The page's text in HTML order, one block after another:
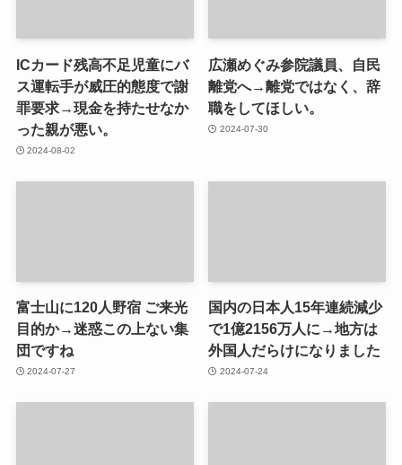
ICカード残高不足児童にバ
ス運転手が威圧的態度で謝
罪要求→現金を持たせなか
った親が悪い。
2024-08-02
広瀬めぐみ参院議員、自民
離党へ→離党ではなく、辞
職をしてほしい。
2024-07-30
富士山に120人野宿 ご来光
目的か→迷惑この上ない集
団ですね
2024-07-27
国内の日本人15年連続減少
で1億2156万人に→地方は
外国人だらけになりました
2024-07-24